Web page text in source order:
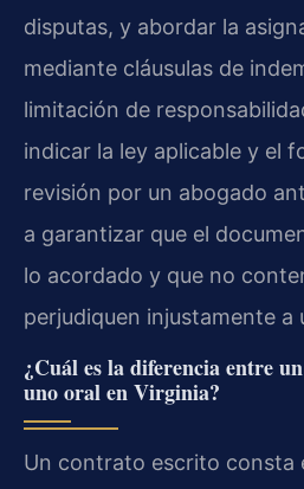
disputas, y abordar la
mediante cláusulas de
limitación de
indicar la ley aplicable y el
revisión por un abogado
a garantizar que el
lo acordado y que no
perjudiquen injustamente a
¿Cuál es la diferencia entre
uno oral en Virginia?
Un contrato escrito consta